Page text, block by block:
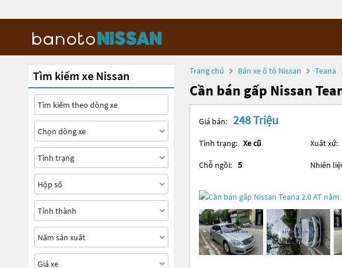
Trang chủ Bán xe ô tô Nissan Teana
Cần bán gấp Nissan
Giá bán: 248 Triệu
Tình trạng: Xe cũ Xuất xứ:
Chỗ ngồi: 5 Nhiên
Tìm kiếm xe Nissan